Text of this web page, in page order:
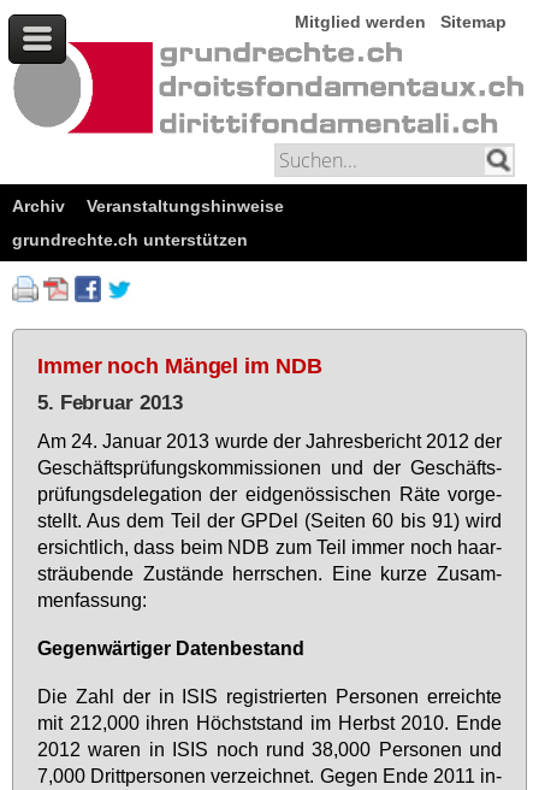
Mitglied werden Sitemap
Archiv
Veranstaltungshinweise
grundrechte.ch unterstützen
Immer noch Mängel im NDB
5. Februar 2013
Am 24. Ja­nu­ar 2013 wur­de der Jah­res­be­richt 2012 der
Ge­schäfts­prü­fungs­kom­mis­sio­nen und der Ge­schäfts­
prü­fungs­de­le­ga­ti­on der eid­ge­nös­si­schen Rä­te vor­ge­
stellt. Aus dem Teil der GPDel (Sei­ten 60 bis 91) wird
er­sicht­lich, dass beim NDB zum Teil im­mer noch haar­
sträu­ben­de Zu­stän­de herr­schen. Ei­ne kur­ze Zu­sam­
men­fas­sung:
Ge­gen­wär­ti­ger Da­ten­be­stand
Die Zahl der in ISIS re­gis­trier­ten Per­so­nen er­reich­te
mit 212,000 ih­ren Höchst­stand im Herbst 2010. En­de
2012 wa­ren in ISIS noch rund 38,000 Per­so­nen und
7,000 Dritt­per­so­nen ver­zeich­net. Ge­gen En­de 2011 in­